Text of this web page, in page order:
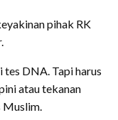
pihak RK
tes DNA. Tapi harus
atau tekanan
Muslim.